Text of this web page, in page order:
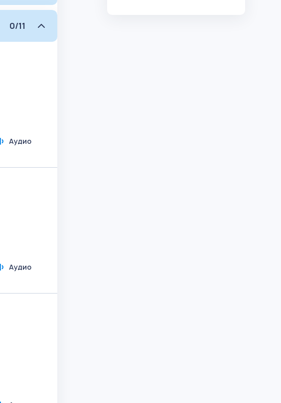
0/11
Аудио
Аудио